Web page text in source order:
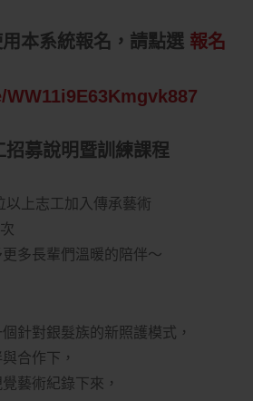
本系統報名，請點選 報名
募說明暨訓練課程
以上志工加入傳承藝術
多長輩們溫暖的陪伴～
針對銀髮族的新照護模式，
合作下，
藝術紀錄下來，